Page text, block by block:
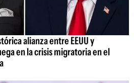
alianza entre EEUU y
en la crisis migratoria en el